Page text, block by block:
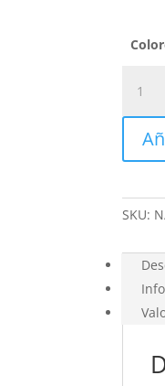
cuerda
con
hueso
SKU: